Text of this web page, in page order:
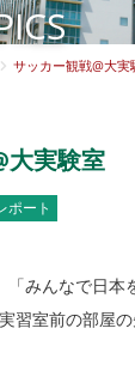
サッカー観戦@大実
大実験室
ポート
みんなで日本
習室前の部屋